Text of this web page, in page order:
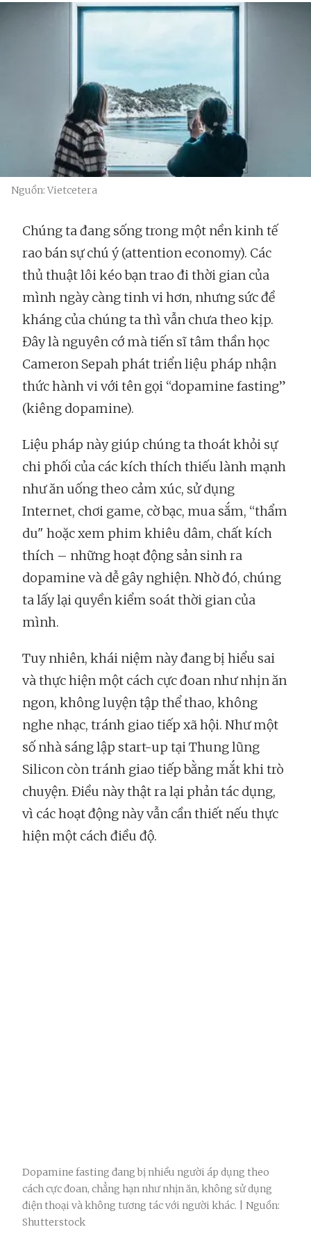
Nguồn: Vietcetera
Chúng ta đang sống trong một nền kinh tế
rao bán sự chú ý (attention economy). Các
thủ thuật lôi kéo bạn trao đi thời gian của
mình ngày càng tinh vi hơn, nhưng sức đề
kháng của chúng ta thì vẫn chưa theo kịp.
Đây là nguyên cớ mà tiến sĩ tâm thần học
Cameron Sepah phát triển liệu pháp nhận
thức hành vi với tên gọi “dopamine fasting”
(kiêng dopamine).
Liệu pháp này giúp chúng ta thoát khỏi sự
chi phối của các kích thích thiếu lành mạnh
như ăn uống theo cảm xúc, sử dụng
Internet, chơi game, cờ bạc, mua sắm, “thẩm
du" hoặc xem phim khiêu dâm, chất kích
thích – những hoạt động sản sinh ra
dopamine và dễ gây nghiện. Nhờ đó, chúng
ta lấy lại quyền kiểm soát thời gian của
mình.
Tuy nhiên, khái niệm này đang bị hiểu sai
và thực hiện một cách cực đoan như nhịn ăn
ngon, không luyện tập thể thao, không
nghe nhạc, tránh giao tiếp xã hội. Như một
số nhà sáng lập start-up tại Thung lũng
Silicon còn tránh giao tiếp bằng mắt khi trò
chuyện. Điều này thật ra lại phản tác dụng,
vì các hoạt động này vẫn cần thiết nếu thực
hiện một cách điều độ.
Dopamine fasting đang bị nhiều người áp dụng theo
cách cực đoan, chẳng hạn như nhịn ăn, không sử dụng
điện thoại và không tương tác với người khác. | Nguồn:
Shutterstock